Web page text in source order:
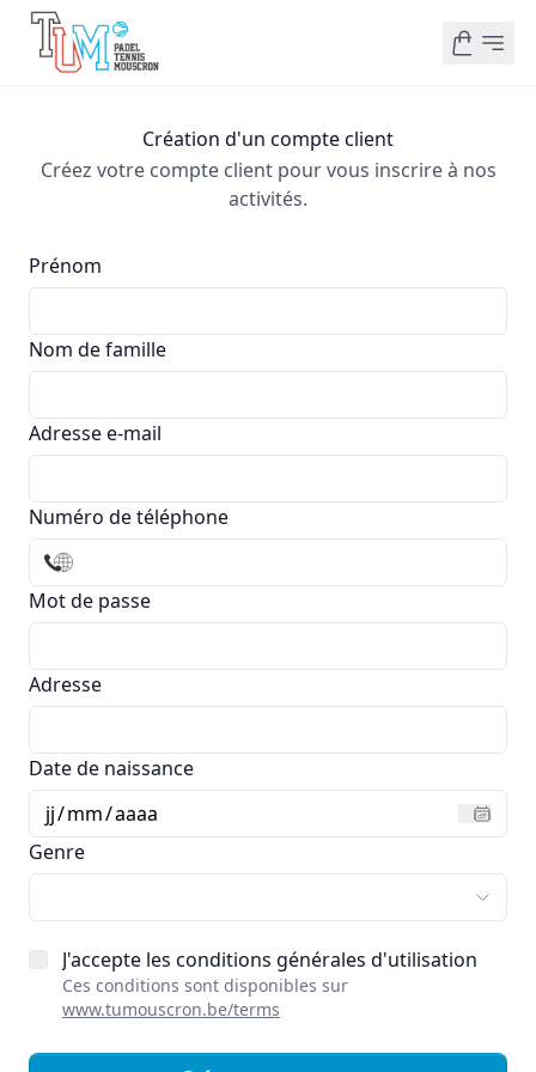
Création d'un compte client
Créez votre compte client pour vous inscrire à nos
activités.
Prénom
Nom de famille
Adresse e-mail
Numéro de téléphone
Mot de passe
Adresse
Date de naissance
jj/mm/aaaa
Genre
J'accepte les conditions générales d'utilisation
Ces conditions sont disponibles sur
www.tumouscron.be/terms